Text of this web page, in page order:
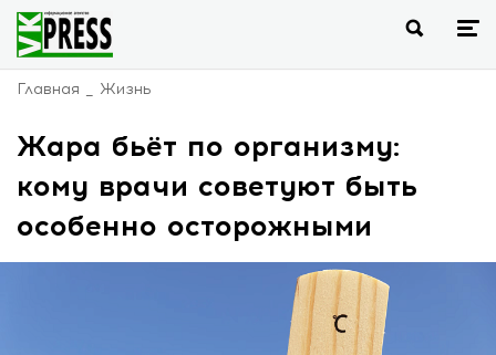
Главная Жизнь
Жара бьёт по организму:
кому врачи советуют быть
особенно осторожными